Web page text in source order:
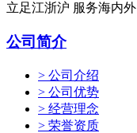
立足江浙沪 服务海内外
公司简介
> 公司介绍
> 公司优势
> 经营理念
> 荣誉资质